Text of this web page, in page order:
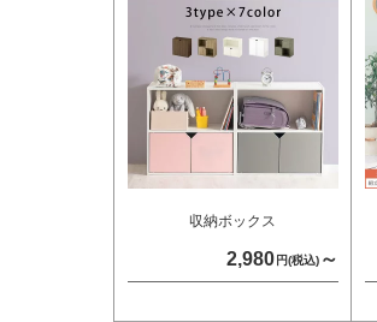
収納ボックス
2,980 円(税込)～